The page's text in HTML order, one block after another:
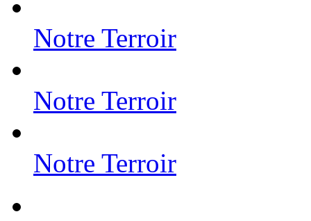
Notre Terroir
Notre Terroir
Notre Terroir